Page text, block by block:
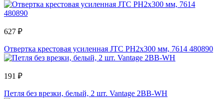
627 ₽
Отвертка крестовая усиленная JTC PH2x300 мм, 7614 480890
191 ₽
Петля без врезки, белый, 2 шт. Vantage 2BB-WH